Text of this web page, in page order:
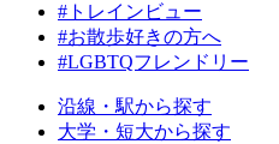
#トレインビュー
#お散歩好きの方へ
#LGBTQフレンドリー
沿線・駅から探す
大学・短大から探す